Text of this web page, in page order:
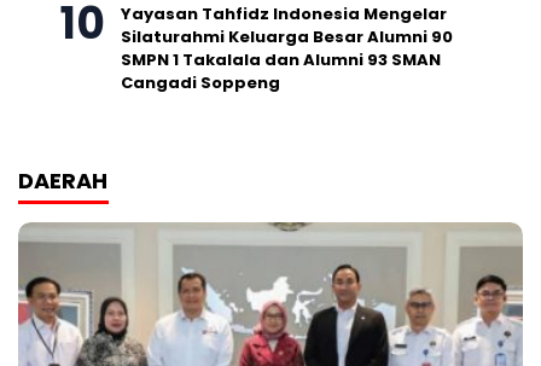
Yayasan Tahfidz Indonesia Mengelar
Silaturahmi Keluarga Besar Alumni 90
SMPN 1 Takalala dan Alumni 93 SMAN
Cangadi Soppeng
DAERAH